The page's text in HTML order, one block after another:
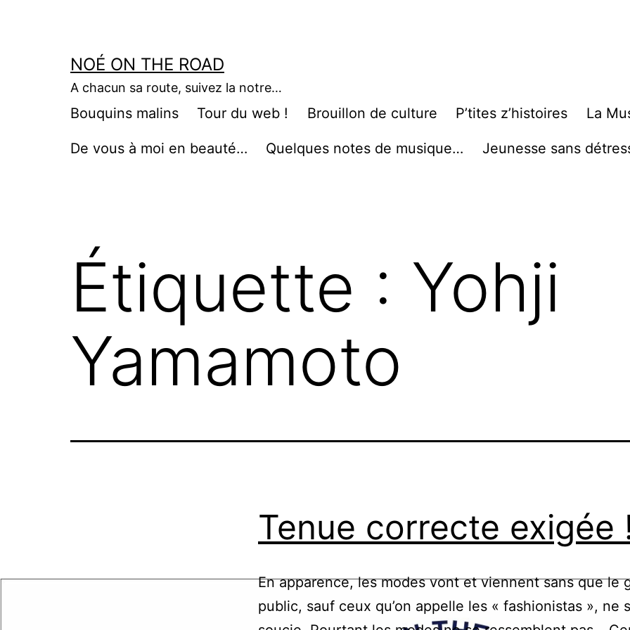
NOÉ ON THE ROAD
A chacun sa route, suivez la notre…
Bouquins malins Tour du web ! Brouillon de culture P’tites z’histoires La
De vous à moi en beauté… Quelques notes de musique… Jeunesse sans
Étiquette : Yohji
Yamamoto
Tenue correcte exigée
En apparence, les modes vont et viennent sans que le
public, sauf ceux qu’on appelle les « fashionistas », ne